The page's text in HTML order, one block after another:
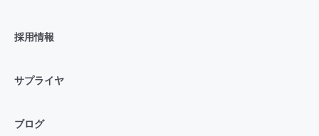
採用情報
サプライヤ
ブログ